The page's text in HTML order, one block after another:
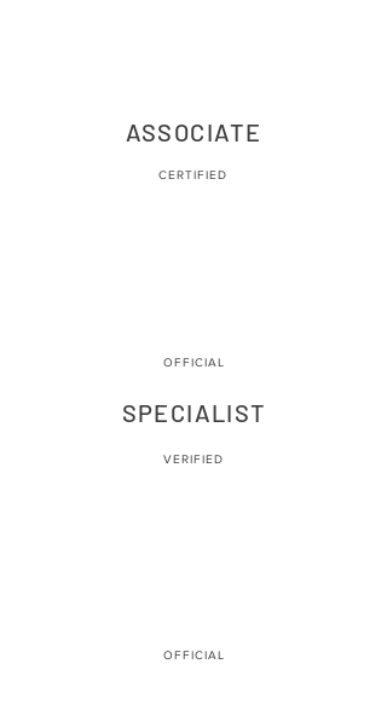
ASSOCIATE
CERTIFIED
OFFICIAL
SPECIALIST
VERIFIED
OFFICIAL